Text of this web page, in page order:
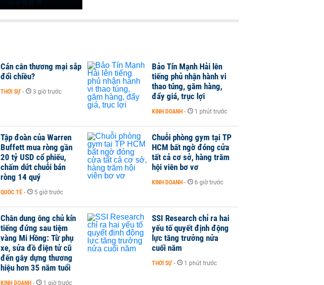
Cán cân thương mại sắp
đổi chiều?
THỜI SỰ - 3 giờ trước
Bảo Tín Mạnh Hải lên
tiếng phủ nhận hành vi
thao túng, găm hàng,
đẩy giá, trục lợi
KINH DOANH - 1 phút trước
Tập đoàn của Warren
Buffett mua ròng gần
20 tỷ USD cổ phiếu,
chấm dứt chuỗi bán
ròng 14 quý
QUỐC TẾ - 5 giờ trước
Chuỗi phòng gym tại TP
HCM bất ngờ đóng cửa
tất cả cơ sở, hàng trăm
hội viên bơ vơ
KINH DOANH - 6 giờ trước
Chân dung ông chủ kín
tiếng đứng sau tiệm
vàng Mi Hồng: Từ phụ
xe, sửa đồ điện tử cũ
đến gây dựng thương
hiệu hơn 35 năm tuổi
KINH DOANH - 1 giờ trước
SSI Research chỉ ra hai
yếu tố quyết định động
lực tăng trưởng nửa
cuối năm
THỜI SỰ - 1 phút trước